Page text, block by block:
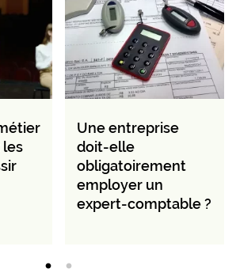
les
Une entreprise
doit-elle
obligatoirement
employer un
expert-comptable ?